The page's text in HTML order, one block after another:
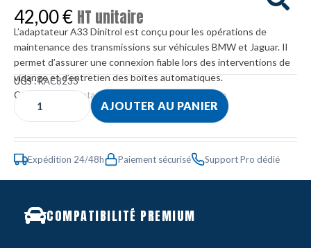
42,00€ HT unitaire
L’adaptateur A33 Dinitrol est conçu pour les opérations de
maintenance des transmissions sur véhicules BMW et Jaguar. Il
permet d’assurer une connexion fiable lors des interventions de
vidange et d’entretien des boîtes automatiques.
UGS :RAC8233
Catégories :
Adaptateurs Boite automatique
AJOUTER AU PANIER
Expédition 24/48h Paiement sécurisé Support Pro dédié
COMPATIBILITÉ PREMIUM